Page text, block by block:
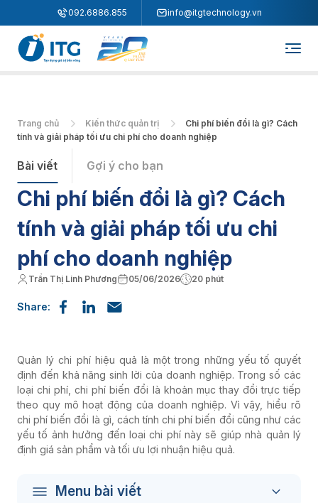
092.6886.855 info@itgtechnology.vn
Trang chủ Kiến thức quản trị
Chi phí biến đổi là gì? Cách
tính và giải pháp tối ưu chi phí cho doanh nghiệp
Bài viết Gợi ý cho bạn
Chi phí biến đổi là gì? Cách
tính và giải pháp tối ưu chi
phí cho doanh nghiệp
Trần Thị Linh Phương 05/06/2026 20 phút
Share:
Quản lý chi phí hiệu quả là một trong những yếu tố quyết
định đến khả năng sinh lời của doanh nghiệp. Trong số các
loại chi phí, chi phí biến đổi là khoản mục thay đổi trực tiếp
theo quy mô hoạt động của doanh nghiệp. Vì vậy, hiểu rõ
chi phí biến đổi là gì, cách tính chi phí biến đổi cũng như các
yếu tố ảnh hưởng đến loại chi phí này sẽ giúp nhà quản lý
định giá sản phẩm và tối ưu lợi nhuận hiệu quả.
Menu bài viết